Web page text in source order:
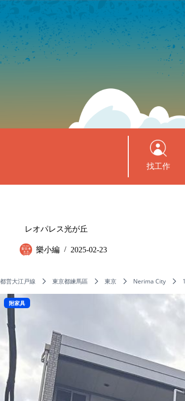
找工作
レオパレス光が丘
樂小編 2025-02-23
都営大江戸線 東京都練馬區 東京 Nerima City
附家具